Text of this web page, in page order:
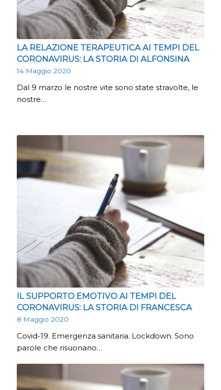
LA RELAZIONE TERAPEUTICA AI TEMPI DEL
CORONAVIRUS: LA STORIA DI ALFONSINA
14 Maggio 2020
Dal 9 marzo le nostre vite sono state stravolte, le
nostre…
IL SUPPORTO EMOTIVO AI TEMPI DEL
CORONAVIRUS: LA STORIA DI FRANCESCA
8 Maggio 2020
Covid-19. Emergenza sanitaria. Lockdown. Sono
parole che risuonano…